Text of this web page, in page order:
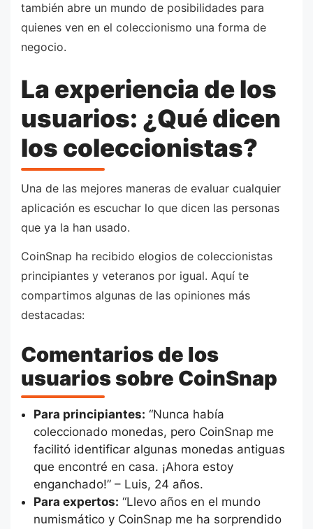
también abre un mundo de posibilidades para
quienes ven en el coleccionismo una forma de
negocio.
La experiencia de los
usuarios: ¿Qué dicen
los coleccionistas?
Una de las mejores maneras de evaluar cualquier
aplicación es escuchar lo que dicen las personas
que ya la han usado.
CoinSnap ha recibido elogios de coleccionistas
principiantes y veteranos por igual. Aquí te
compartimos algunas de las opiniones más
destacadas:
Comentarios de los
usuarios sobre CoinSnap
Para principiantes: “Nunca había
coleccionado monedas, pero CoinSnap me
facilitó identificar algunas monedas antiguas
que encontré en casa. ¡Ahora estoy
enganchado!” – Luis, 24 años.
Para expertos: “Llevo años en el mundo
numismático y CoinSnap me ha sorprendido